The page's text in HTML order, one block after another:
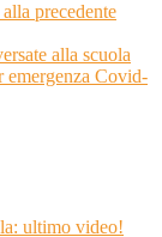
precedente
alla scuola
emergenza Covid-
ultimo video!